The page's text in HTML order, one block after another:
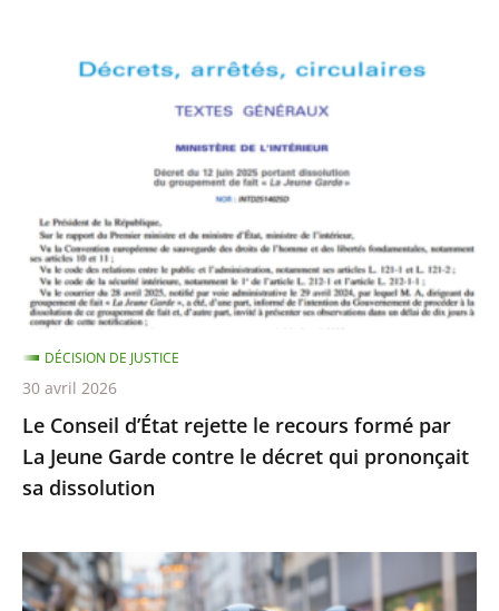
Conseil
formé
par
La
Jeune
Garde
contre
le
décret
qui
sa
dissolution
Le Conseil d’État rejette le recours formé par
La Jeune Garde contre le décret qui prononçait
sa dissolution
DÉCISION DE JUSTICE
30 avril 2026
Identification
individuelle